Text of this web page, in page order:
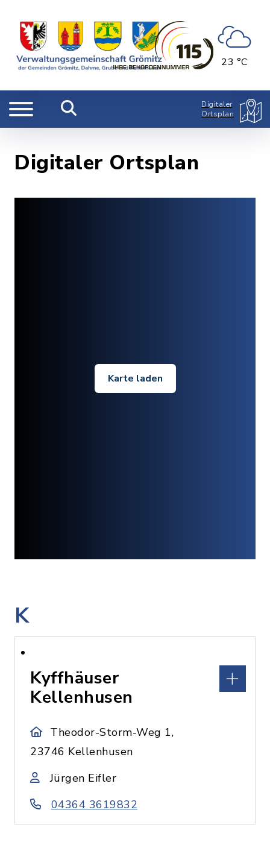
23 °C
Digitaler
Ortsplan
Digitaler Ortsplan
Karte laden
K
Kyffhäuser
Kellenhusen
Theodor-Storm-Weg 1,
23746 Kellenhusen
Jürgen Eifler
04364 3619832